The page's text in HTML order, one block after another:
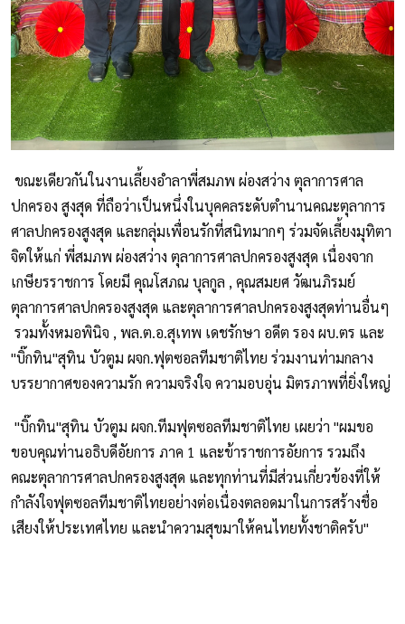
ขณะเดียวกันในงานเลี้ยงอำลาพี่สมภพ ผ่องสว่าง ตุลาการศาล
ปกครอง สูงสุด ที่ถือว่าเป็นหนึ่งในบุคคลระดับตำนานคณะตุลาการ
ศาลปกครองสูงสุด และกลุ่มเพื่อนรักที่สนิทมากๆ ร่วมจัดเลี้ยงมุทิตา
จิตให้แก่ พี่สมภพ ผ่องสว่าง ตุลาการศาลปกครองสูงสุด เนื่องจาก
เกษียรราชการ โดยมี คุณโสภณ บุลกูล , คุณสมยศ วัฒนภิรมย์
ตุลาการศาลปกครองสูงสุด และตุลาการศาลปกครองสูงสุดท่านอื่นๆ
รวมทั้งหมอพินิจ , พล.ต.อ.สุเทพ เดชรักษา อดีต รอง ผบ.ตร และ
"บิ๊กทิน"สุทิน บัวตูม ผจก.ฟุตซอลทีมชาติไทย ร่วมงานท่ามกลาง
บรรยากาศของความรัก ความจริงใจ ความอบอุ่น มิตรภาพที่ยิ่งใหญ่
"บิ๊กทิน"สุทิน บัวตูม ผจก.ทีมฟุตซอลทีมชาติไทย เผยว่า "ผมขอ
ขอบคุณท่านอธิบดีอัยการ ภาค 1 และข้าราชการอัยการ รวมถึง
คณะตุลาการศาลปกครองสูงสุด และทุกท่านที่มีส่วนเกี่ยวข้องที่ให้
กำลังใจฟุตซอลทีมชาติไทยอย่างต่อเนื่องตลอดมาในการสร้างชื่อ
เสียงให้ประเทศไทย และนำความสุขมาให้คนไทยทั้งชาติครับ"